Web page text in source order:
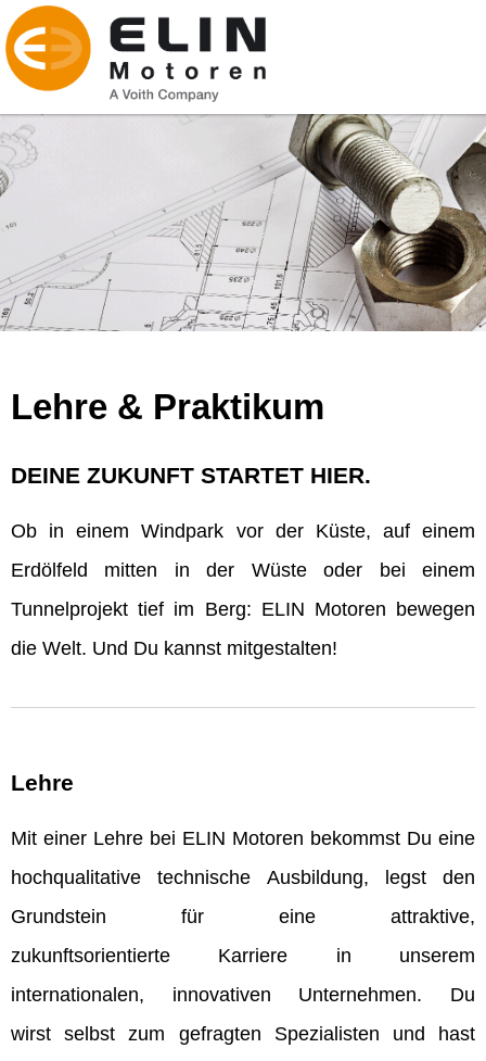
Lehre & Praktikum
DEINE ZUKUNFT STARTET HIER.
Ob in einem Windpark vor der Küste, auf einem
Erdölfeld mitten in der Wüste oder bei einem
Tunnelprojekt tief im Berg: ELIN Motoren bewegen
die Welt. Und Du kannst mitgestalten!
Lehre
Mit einer Lehre bei ELIN Motoren bekommst Du eine
hochqualitative technische Ausbildung, legst den
Grundstein für eine attraktive,
zukunftsorientierte Karriere in unserem
internationalen, innovativen Unternehmen. Du
wirst selbst zum gefragten Spezialisten und hast